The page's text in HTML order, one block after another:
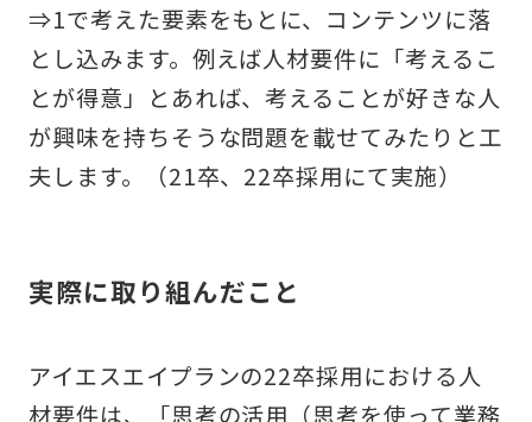
⇒1で考えた要素をもとに、コンテンツに落
とし込みます。例えば人材要件に「考えるこ
とが得意」とあれば、考えることが好きな人
が興味を持ちそうな問題を載せてみたりと工
夫します。（21卒、22卒採用にて実施）
実際に取り組んだこと
アイエスエイプランの22卒採用における人
材要件は、「思考の活用（思考を使って業務